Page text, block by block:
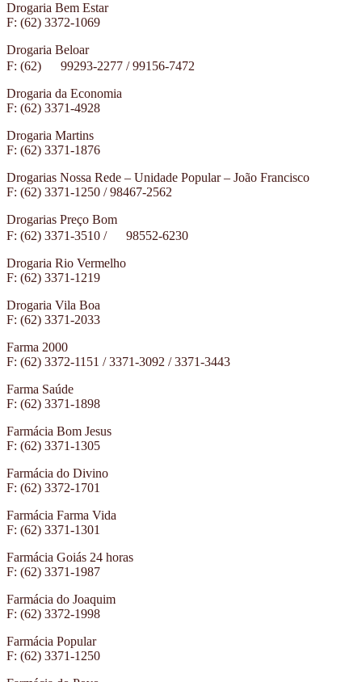
Drogaria Bem Estar
F: (62) 3372-1069
Drogaria Beloar
F: (62)
99293-2277 / 99156-7472
Drogaria da Economia
F: (62) 3371-4928
Drogaria Martins
F: (62) 3371-1876
Drogarias Nossa Rede – Unidade Popular – João Francisco
F: (62) 3371-1250 / 98467-2562
Drogarias Preço Bom
F: (62) 3371-3510 /
98552-6230
Drogaria Rio Vermelho
F: (62) 3371-1219
Drogaria Vila Boa
F: (62) 3371-2033
Farma 2000
F: (62) 3372-1151 / 3371-3092 / 3371-3443
Farma Saúde
F: (62) 3371-1898
Farmácia Bom Jesus
F: (62) 3371-1305
Farmácia do Divino
F: (62) 3372-1701
Farmácia Farma Vida
F: (62) 3371-1301
Farmácia Goiás 24 horas
F: (62) 3371-1987
Farmácia do Joaquim
F: (62) 3372-1998
Farmácia Popular
F: (62) 3371-1250